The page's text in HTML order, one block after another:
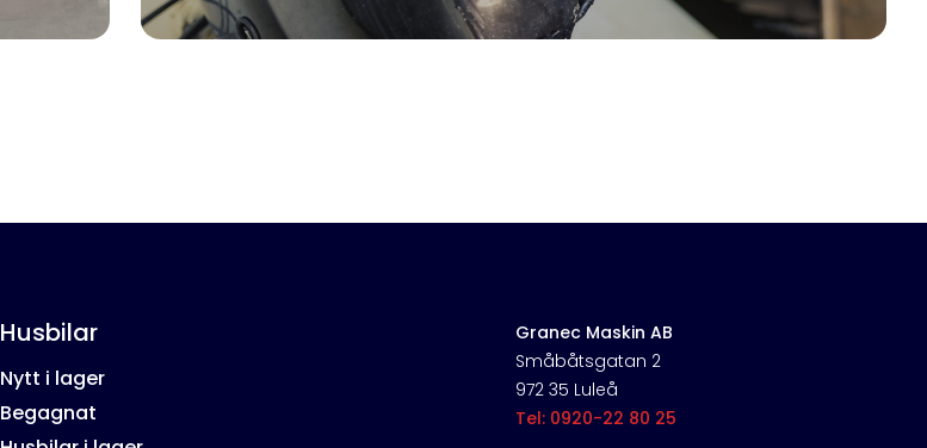
Husbilar
Nytt i lager
Begagnat
Granec Maskin AB
Småbåtsgatan 2
972 35 Luleå
Tel: 0920-22 80 25